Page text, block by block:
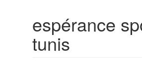
espérance
tunis